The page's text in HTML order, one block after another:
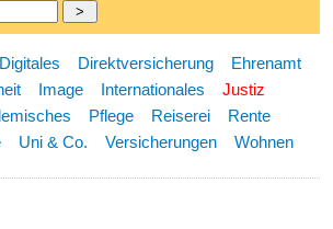
Digitales Direktversicherung
Ehrenamt
Image Internationales
Justiz
Pflege Reiserei
Rente
Uni & Co. Versicherungen Wohnen